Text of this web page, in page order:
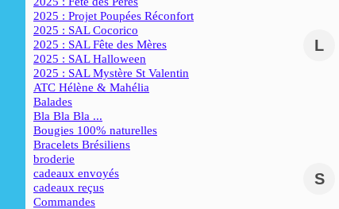
2025 : Projet Poupées Réconfort
2025 : SAL Cocorico
2025 : SAL Fête des Mères
2025 : SAL Halloween
2025 : SAL Mystère St Valentin
ATC Hélène & Mahélia
Balades
Bla Bla Bla ...
Bougies 100% naturelles
Bracelets Brésiliens
broderie
cadeaux envoyés
cadeaux reçus
Commandes
L
S